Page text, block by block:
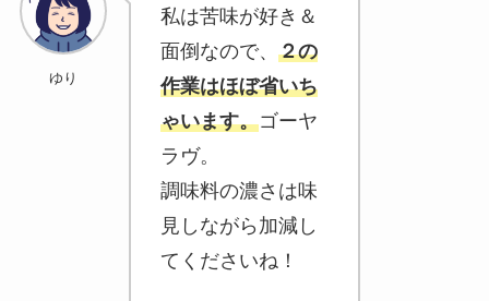
ゆり
私は苦味が好き＆
面倒なので、 ２の
作業はほぼ省いち
ゃいます。ゴーヤ
ラヴ。
調味料の濃さは味
見しながら加減し
てくださいね！